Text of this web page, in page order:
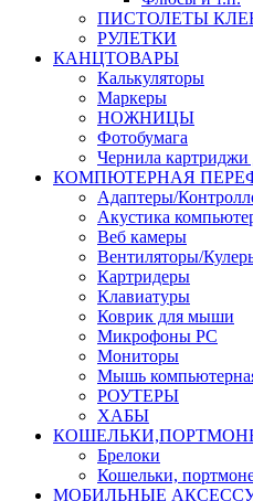
ПИСТОЛЕТЫ
РУЛЕТКИ
КАНЦТОВАРЫ
Калькуляторы
Маркеры
НОЖНИЦЫ
Фотобумага
Чернила картриджи
КОМПЮТЕРНАЯ
Адаптеры/
Акустика
Веб камеры
Вентиляторы/
Картридеры
Клавиатуры
Коврик для мыши
Микрофоны PC
Мониторы
Мышь
РОУТЕРЫ
ХАБЫ
Брелоки
Кошельки,
МОБИЛЬНЫЕ